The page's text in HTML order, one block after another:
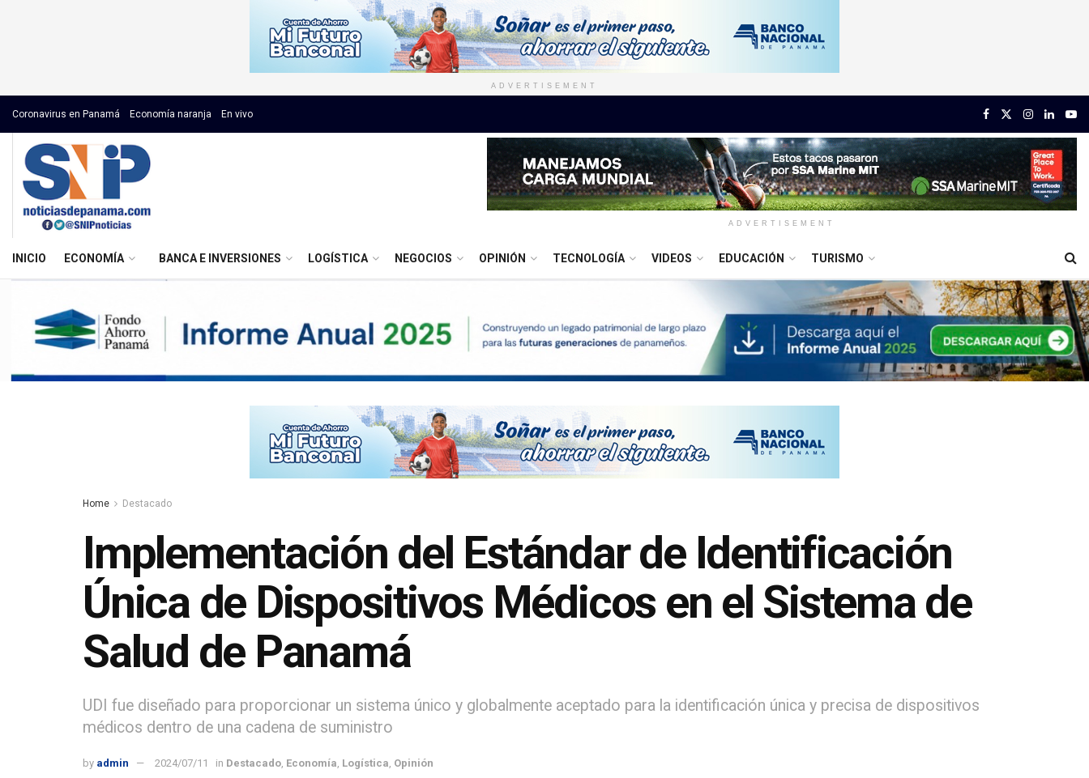
ADVERTISEMENT
Coronavirus en Panamá Economía naranja En vivo
ADVERTISEMENT
INICIO ECONOMÍA BANCA E INVERSIONES LOGÍSTICA NEGOCIOS OPINIÓN TECNOLOGÍA VIDEOS EDUCACIÓN TURISMO
Home Destacado
Implementación del Estándar de Identificación
Única de Dispositivos Médicos en el Sistema de
Salud de Panamá
UDI fue diseñado para proporcionar un sistema único y globalmente aceptado para la identificación única y precisa de dispositivos
médicos dentro de una cadena de suministro
by admin 2024/07/11 in Destacado Economía Logística Opinión